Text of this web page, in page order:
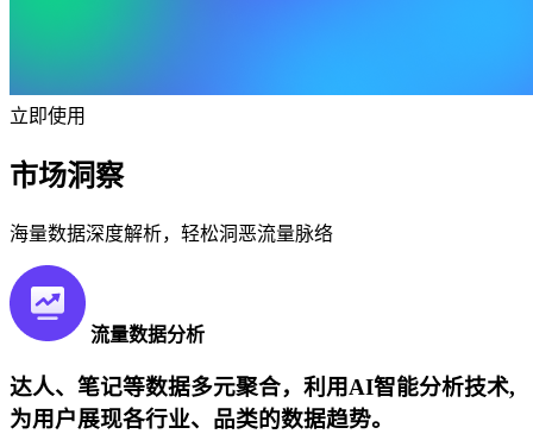
立即使用
市场洞察
海量数据深度解析，轻松洞恶流量脉络
流量数据分析
达人、笔记等数据多元聚合，利用AI智能分析技术,
为用户展现各行业、品类的数据趋势。